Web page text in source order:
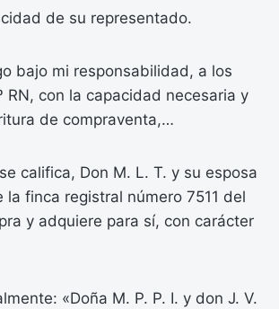
de su representado.
bajo mi responsabilidad, a los
con la capacidad necesaria y
de compraventa,…
califica, Don M. L. T. y su esposa
finca registral número 7511 del
y adquiere para sí, con carácter
«Doña M. P. P. I. y don J. V.